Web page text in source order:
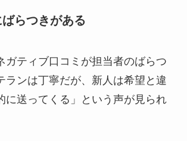
らつきがある
ガティブ口コミが担当者のばらつ
ランは丁寧だが、新人は希望と違
に送ってくる」という声が見られ